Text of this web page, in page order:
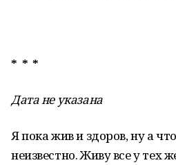
* * *
Дата не указана
Я пока жив и здоров, ну а
неизвестно. Живу все у тех